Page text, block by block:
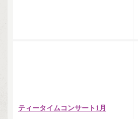
ティータイムコンサート1月